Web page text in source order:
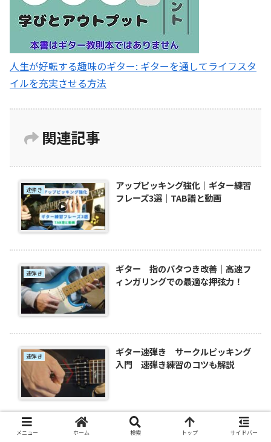
人生が好転する趣味のギター: ギターを通してライフスタ
イルを充実させる方法
関連記事
速弾き
アップピッキング強化｜ギター練習
フレーズ3選｜TAB譜と動画
速弾き
ギター 指のバタつき改善｜高速フ
ィンガリングでの最適な押弦力！
速弾き
ギター速弾き サークルピッキング
入門 速弾き練習のコツも解説
ギター練習｜速弾きのやり方解説レ
メニュー ホーム 検索 トップ サイドバー